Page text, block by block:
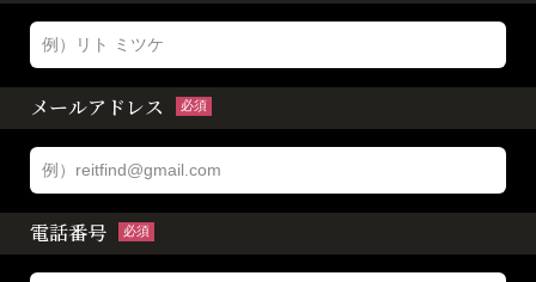
メールアドレス 必須
電話番号 必須